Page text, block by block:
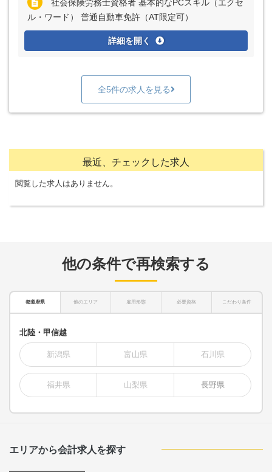
社会保険労務士資格者 基本的なPCスキル（エクセ
ル・ワード） 普通自動車免許（AT限定可）
詳細を開く
全5件の求人を見る
最近、チェックした求人
閲覧した求人はありません。
他の条件で再検索する
都道府県 他のエリア 雇用形態 必要資格 こだわり条件
北陸・甲信越
新潟県 富山県 石川県
福井県 山梨県 長野県
エリアから会計求人を探す